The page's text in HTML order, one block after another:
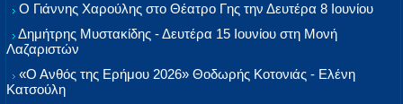
Ο Γιάννης Χαρούλης στο Θέατρο Γης την Δευτέρα 8 Ιουνίου
Δημήτρης Μυστακίδης - Δευτέρα 15 Ιουνίου στη Μονή
Λαζαριστών
«Ο Ανθός της Ερήμου 2026» Θοδωρής Κοτονιάς - Ελένη
Κατσούλη